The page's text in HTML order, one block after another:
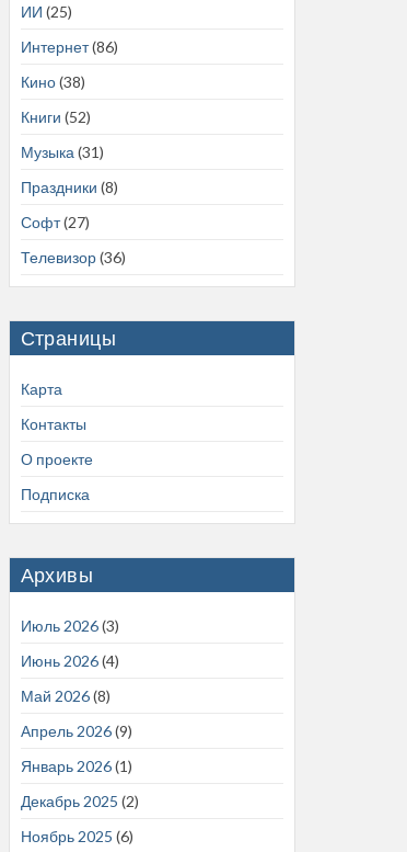
ИИ (25)
Интернет(86)
Кино(38)
Книги (52)
Музыка (31)
Праздники (8)
Софт(27)
Телевизор(36)
Страницы
Карта
Контакты
О проекте
Подписка
Архивы
Июль 2026(3)
Июнь 2026(4)
Май 2026(8)
Апрель 2026(9)
Январь 2026(1)
Декабрь 2025 (2)
Ноябрь 2025 (6)